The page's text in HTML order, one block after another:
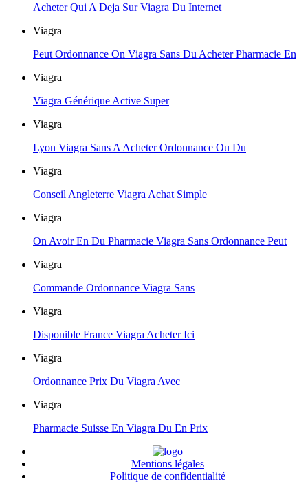
Acheter Qui A Deja Sur Viagra Du Internet
Viagra
Peut Ordonnance On Viagra Sans Du Acheter Pharmacie En
Viagra
Viagra Générique Active Super
Viagra
Lyon Viagra Sans A Acheter Ordonnance Ou Du
Viagra
Conseil Angleterre Viagra Achat Simple
Viagra
On Avoir En Du Pharmacie Viagra Sans Ordonnance Peut
Viagra
Commande Ordonnance Viagra Sans
Viagra
Disponible France Viagra Acheter Ici
Viagra
Ordonnance Prix Du Viagra Avec
Viagra
Pharmacie Suisse En Viagra Du En Prix
Mentions légales
Politique de confidentialité